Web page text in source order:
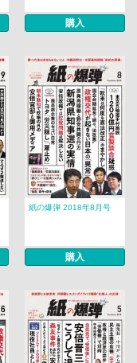
購入
紙の爆弾 2018年8月号
購入